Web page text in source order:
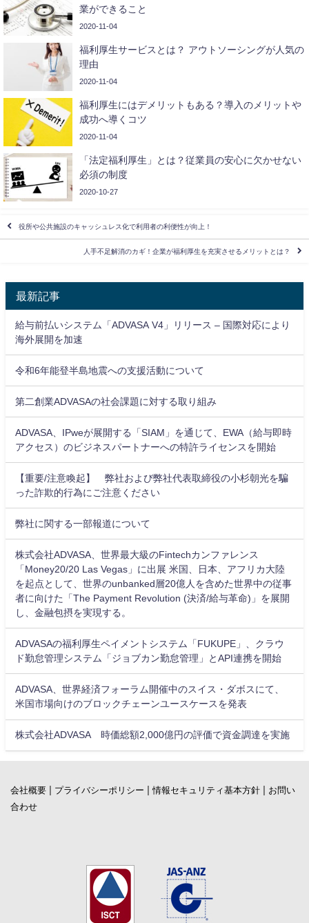
業ができること
2020-11-04
福利厚生サービスとは？ アウトソーシングが人気の
理由
2020-11-04
福利厚生にはデメリットもある？導入のメリットや
成功へ導くコツ
2020-11-04
「法定福利厚生」とは？従業員の安心に欠かせない
必須の制度
2020-10-27
役所や公共施設のキャッシュレス化で利用者の利便性が向上！
人手不足解消のカギ！企業が福利厚生を充実させるメリットとは？
最新記事
給与前払いシステム「ADVASA V4」リリース – 国際対応により
海外展開を加速
令和6年能登半島地震への支援活動について
第二創業ADVASAの社会課題に対する取り組み
ADVASA、IPweが展開する「SIAM」を通じて、EWA（給与即時
アクセス）のビジネスパートナーへの特許ライセンスを開始
【重要/注意喚起】 弊社および弊社代表取締役の小杉朝光を騙
った詐欺的行為にご注意ください
弊社に関する一部報道について
株式会社ADVASA、世界最大級のFintechカンファレンス
「Money20/20 Las Vegas」に出展 米国、日本、アフリカ大陸
を起点として、世界のunbanked層20億人を含めた世界中の従事
者に向けた「The Payment Revolution (決済/給与革命)」を展開
し、金融包摂を実現する。
ADVASAの福利厚生ペイメントシステム「FUKUPE」、クラウ
ド勤怠管理システム「ジョブカン勤怠管理」とAPI連携を開始
ADVASA、世界経済フォーラム開催中のスイス・ダボスにて、
米国市場向けのブロックチェーンユースケースを発表
株式会社ADVASA 時価総額2,000億円の評価で資金調達を実施
会社概要 | プライバシーポリシー |情報セキュリティ基本方針 | お問い
合わせ